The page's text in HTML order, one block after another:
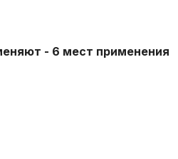
- 6 мест применения